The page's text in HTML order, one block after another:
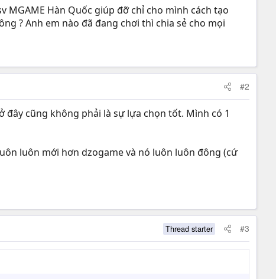
Hàn Quốc giúp đỡ chỉ cho mình cách tạo
? Anh em nào đã đang chơi thì chia sẻ cho mọi
#2
cũng không phải là sự lựa chọn tốt. Mình có 1
luôn mới hơn dzogame và nó luôn luôn đông (cứ
Thread starter #3